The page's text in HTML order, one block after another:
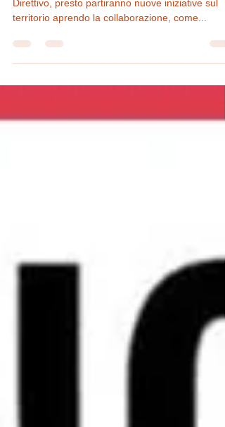
A seguito di un confronto post-elezioni del
territorio aprendo la collaborazione, come...